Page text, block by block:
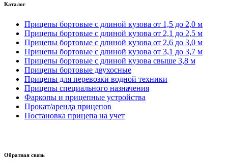
Каталог
Прицепы бортовые с длиной кузова от 1,5 до 2,0 м
Прицепы бортовые с длиной кузова от 2,1 до 2,5 м
Прицепы бортовые с длиной кузова от 2,6 до 3,0 м
Прицепы бортовые с длиной кузова от 3,1 до 3,7 м
Прицепы бортовые с длиной кузова свыше 3,8 м
Прицепы бортовые двухосные
Прицепы для перевозки водной техники
Прицепы специального назначения
Фаркопы и прицепные устройства
Прокат/аренда прицепов
Постановка прицепа на учет
Обратная связь